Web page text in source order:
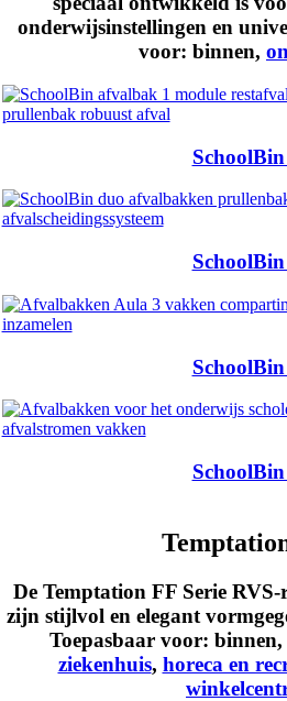
onderwijsinstellingen en
voor: binnen,
SchoolBin
De Temptation FF Serie
zijn stijlvol en elegant
Toepasbaar voor: binnen,
ziekenhuis, horeca en